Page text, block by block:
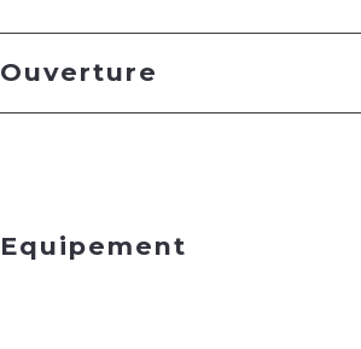
Ouverture
Equipement